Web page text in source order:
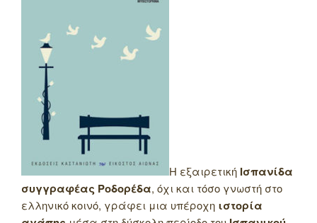
Η εξαιρετική Ισπανίδα
συγγραφέας Ροδορέδα, όχι και τόσο γνωστή στο
ελληνικό κοινό, γράφει μια υπέροχη ιστορία